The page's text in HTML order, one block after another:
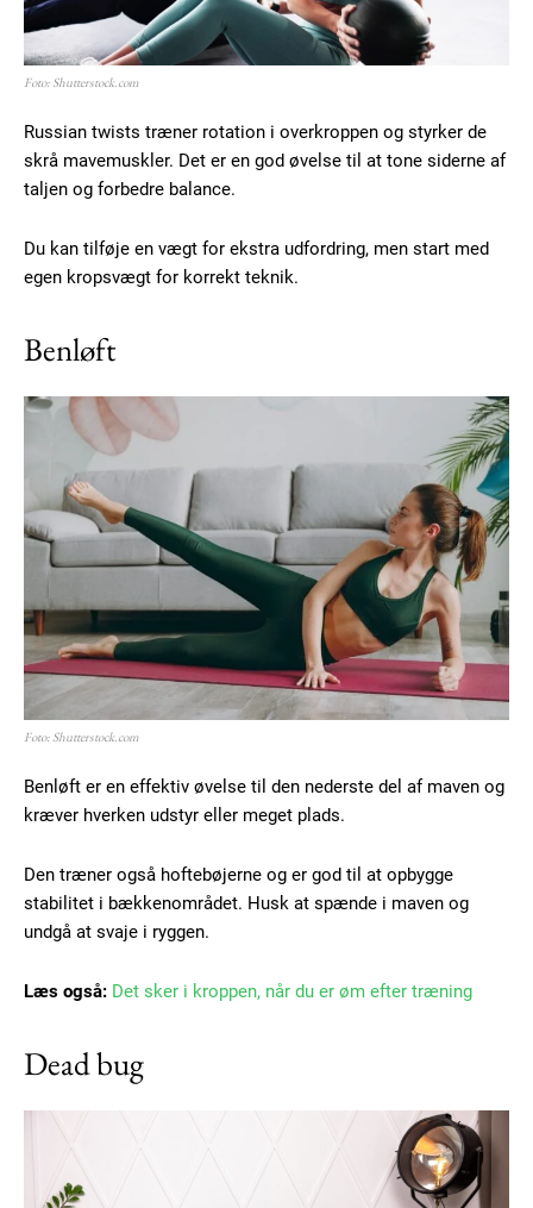
Nullam eu erat condimentum
Donec quis est ac felis
Orci varius natoque dolor
YEARLY PRICING MONTHLY PRICING
Foto: Shutterstock.com
Russian twists træner rotation i overkroppen og styrker de
skrå mavemuskler. Det er en god øvelse til at tone siderne af
taljen og forbedre balance.
Du kan tilføje en vægt for ekstra udfordring, men start med
egen kropsvægt for korrekt teknik.
Benløft
Foto: Shutterstock.com
Benløft er en effektiv øvelse til den nederste del af maven og
kræver hverken udstyr eller meget plads.
Den træner også hoftebøjerne og er god til at opbygge
stabilitet i bækkenområdet. Husk at spænde i maven og
undgå at svaje i ryggen.
Læs også: Det sker i kroppen, når du er øm efter træning
Dead bug